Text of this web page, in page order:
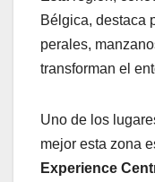
Bélgica, destaca
perales,
transforman el
Uno de los
mejor esta zona
Experience